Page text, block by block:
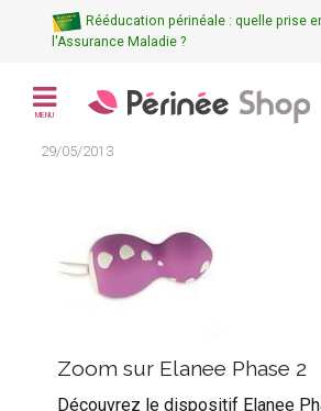
Rééducation périnéale : quelle prise
l'Assurance Maladie ?
MENU
29/05/2013
Zoom sur Elanee Phase 2
Découvrez le dispositif Elanee